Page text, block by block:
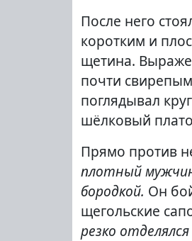
После него
коротким и
щетина.
почти
поглядывал
шёлковый
Прямо против
плотный
бородкой. Он
щегольские
резко